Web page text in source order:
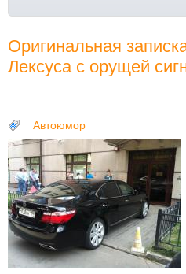
Оригинальная
Лексуса с орущей
Автоюмор